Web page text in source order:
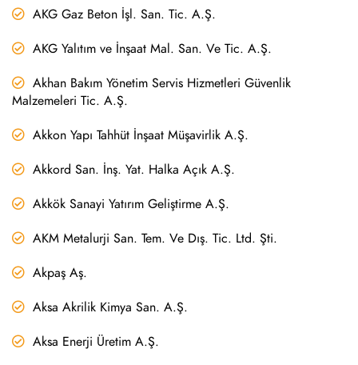
AKG Gaz Beton İşl. San. Tic. A.Ş.
AKG Yalıtım ve İnşaat Mal. San. Ve Tic. A.Ş.
Akhan Bakım Yönetim Servis Hizmetleri Güvenlik
Malzemeleri Tic. A.Ş.
Akkon Yapı Tahhüt İnşaat Müşavirlik A.Ş.
Akkord San. İnş. Yat. Halka Açık A.Ş.
Akkök Sanayi Yatırım Geliştirme A.Ş.
AKM Metalurji San. Tem. Ve Dış. Tic. Ltd. Şti.
Akpaş Aş.
Aksa Akrilik Kimya San. A.Ş.
Aksa Enerji Üretim A.Ş.